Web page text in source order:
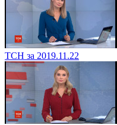
ТСН за 2019.11.22